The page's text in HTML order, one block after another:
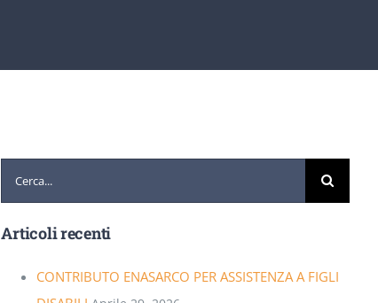
Articoli recenti
CONTRIBUTO ENASARCO PER ASSISTENZA A FIGLI